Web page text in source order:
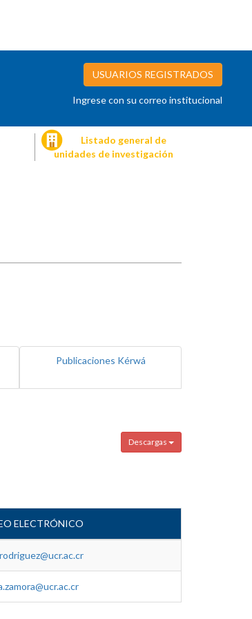
USUARIOS REGISTRADOS
Ingrese con su correo institucional
Listado general de
unidades de investigación
Publicaciones Kérwá
Descargas
ELECTRÓNICO